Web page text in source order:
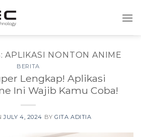
APLIKASI NONTON ANIME
BERITA
Lengkap! Aplikasi
Ini Wajib Kamu Coba!
JULY 4, 2024 BYGITA ADITIA